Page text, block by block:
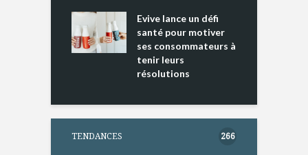
Evive lance un défi
santé pour motiver
ses consommateurs à
tenir leurs
résolutions
TENDANCES 266